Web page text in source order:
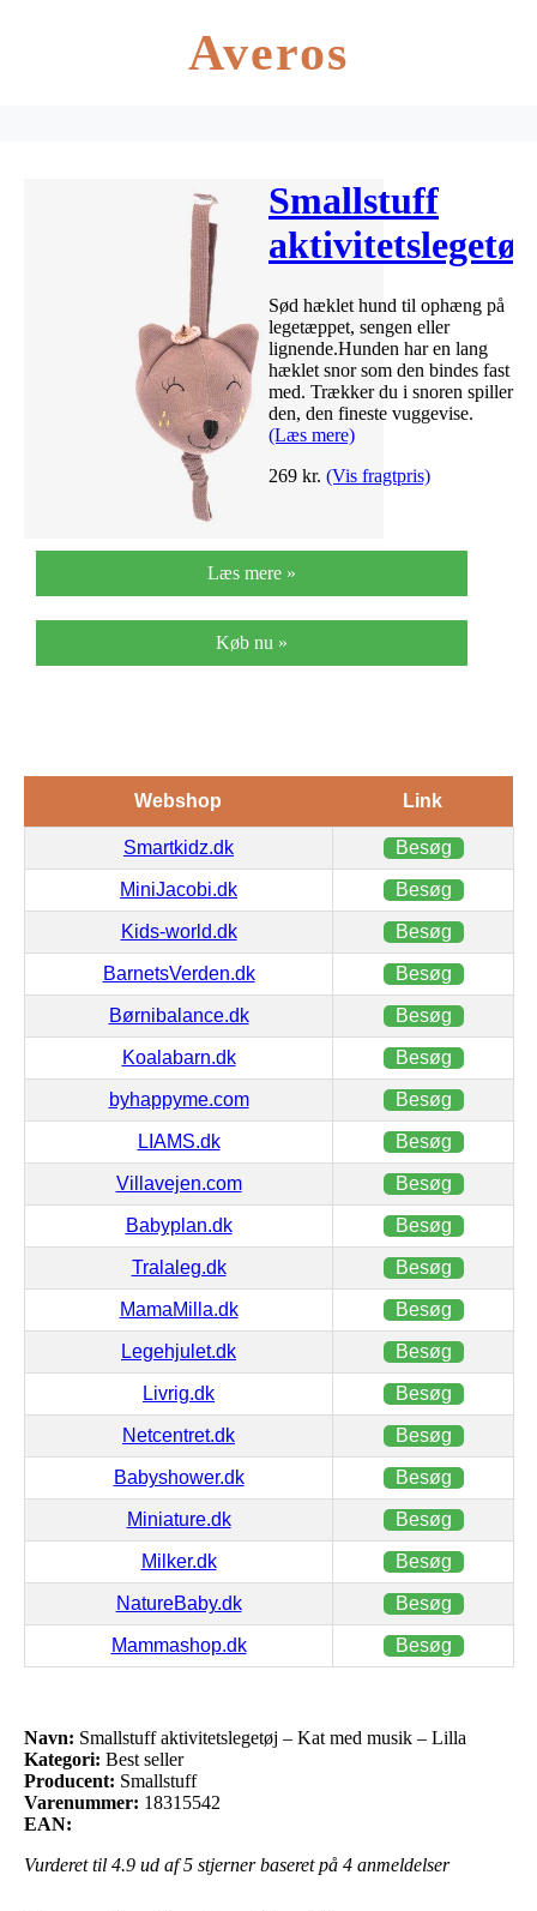
Averos
Smallstuff
aktivitetslegetøj
– Kat med
musik – Lilla
Sød hæklet hund til ophæng på
legetæppet, sengen eller
lignende.Hunden har en lang
hæklet snor som den bindes fast
med. Trækker du i snoren spiller
den, den fineste vuggevise.
(Læs mere)
269 kr. (Vis fragtpris)
Læs mere »
Køb nu »
Webshop Link
Smartkidz.dk Besøg
MiniJacobi.dk Besøg
Kids-world.dk Besøg
BarnetsVerden.dk Besøg
Børnibalance.dk Besøg
Koalabarn.dk Besøg
byhappyme.com Besøg
LIAMS.dk Besøg
Villavejen.com Besøg
Babyplan.dk Besøg
Tralaleg.dk Besøg
MamaMilla.dk Besøg
Legehjulet.dk Besøg
Livrig.dk Besøg
Netcentret.dk Besøg
Babyshower.dk Besøg
Miniature.dk Besøg
Milker.dk Besøg
NatureBaby.dk Besøg
Mammashop.dk Besøg
Navn: Smallstuff aktivitetslegetøj – Kat med musik – Lilla
Kategori: Best seller
Producent: Smallstuff
Varenummer: 18315542
EAN:
Vurderet til 4.9 ud af 5 stjerner baseret på 4 anmeldelser